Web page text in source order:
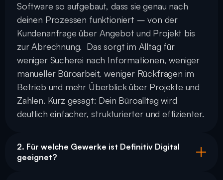
Software so aufgebaut, dass sie genau nach
deinen Prozessen funktioniert – von der
Kundenanfrage über Angebot und Projekt bis
zur Abrechnung.  Das sorgt im Alltag für
weniger Sucherei nach Informationen, weniger
manueller Büroarbeit, weniger Rückfragen im
Betrieb und mehr Überblick über Projekte und
Zahlen. Kurz gesagt: Dein Büroalltag wird
deutlich einfacher, strukturierter und effizienter.
2. Für welche Gewerke ist Definitiv Digital
geeignet?